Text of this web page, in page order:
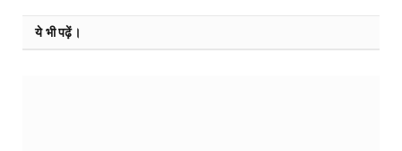
ये भी पढ़ें।